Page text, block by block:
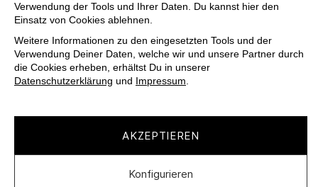
Verwendung der Tools und Ihrer Daten. Du kannst hier den
Einsatz von Cookies ablehnen.
Weitere Informationen zu den eingesetzten Tools und der
Verwendung Deiner Daten, welche wir und unsere Partner durch
die Cookies erheben, erhältst Du in unserer
Datenschutzerklärung und Impressum.
AKZEPTIEREN
Konfigurieren